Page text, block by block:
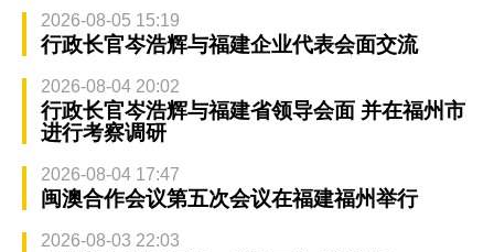
2026-08-05 15:19
行政长官岑浩辉与福建企业代表会面交流
2026-08-04 20:02
行政长官岑浩辉与福建省领导会面 并在福州市
进行考察调研
2026-08-04 17:47
闽澳合作会议第五次会议在福建福州举行
2026-08-03 22:03